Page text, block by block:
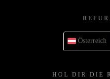
Österreich
HOL DIR DIE